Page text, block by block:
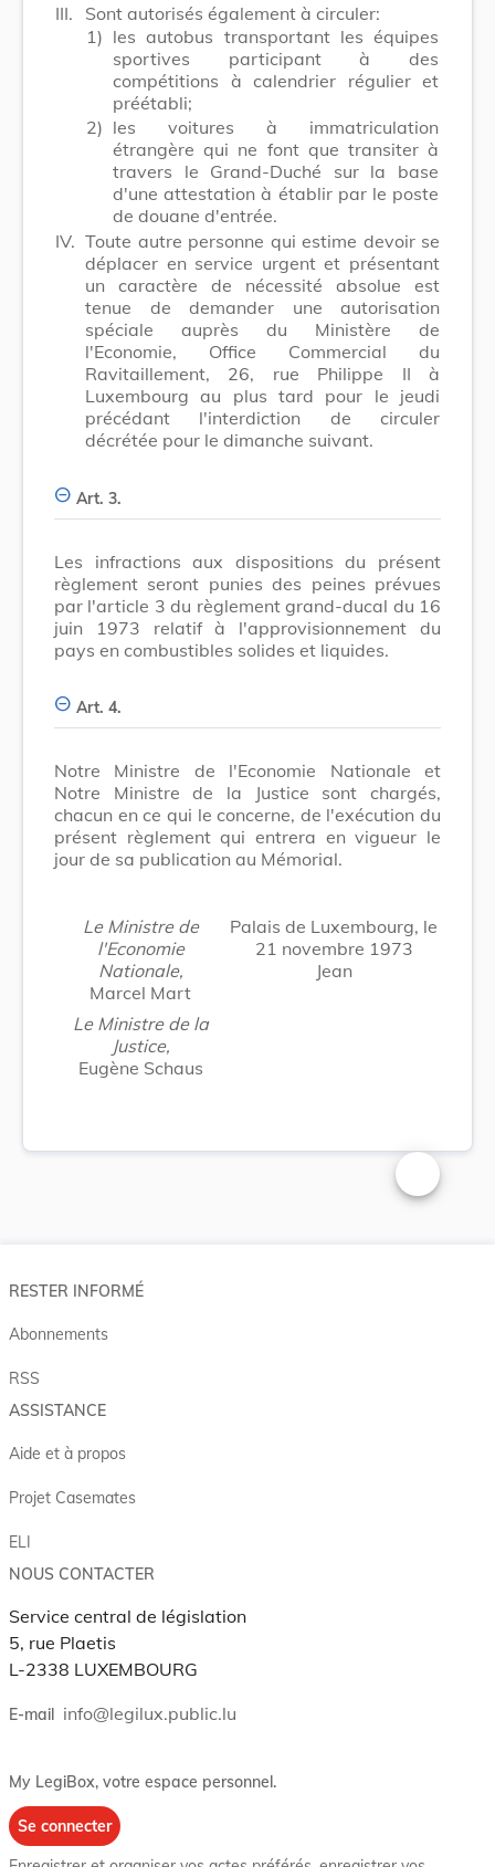
III.
Sont autorisés également à circuler:
1) les autobus transportant les équipes
sportives participant à des
compétitions à calendrier régulier et
préétabli;
2) les voitures à immatriculation
étrangère qui ne font que transiter à
travers le Grand-Duché sur la base
d'une attestation à établir par le poste
de douane d'entrée.
IV. Toute autre personne qui estime devoir se
déplacer en service urgent et présentant
un caractère de nécessité absolue est
tenue de demander une autorisation
spéciale auprès du Ministère de
l'Economie, Office Commercial du
Ravitaillement, 26, rue Philippe II à
Luxembourg au plus tard pour le jeudi
précédant l'interdiction de circuler
décrétée pour le dimanche suivant.
Art. 3.
Les infractions aux dispositions du présent
règlement seront punies des peines prévues
par l'article 3 du règlement grand-ducal du 16
juin 1973 relatif à l'approvisionnement du
pays en combustibles solides et liquides.
Art. 4.
Notre Ministre de l'Economie Nationale et
Notre Ministre de la Justice sont chargés,
chacun en ce qui le concerne, de l'exécution du
présent règlement qui entrera en vigueur le
jour de sa publication au Mémorial.
Le Ministre de
l'Economie
Nationale,
Marcel Mart
Le Ministre de la
Justice,
Eugène Schaus
Palais de Luxembourg, le
21 novembre 1973
Jean
Changer la
RESTER INFORMÉ
Abonnements
RSS
ASSISTANCE
Aide et à propos
Projet Casemates
ELI
NOUS CONTACTER
Service central de législation
5, rue Plaetis
L-2338 LUXEMBOURG
E-mail info@legilux.public.lu
My LegiBox, votre espace personnel.
Se connecter